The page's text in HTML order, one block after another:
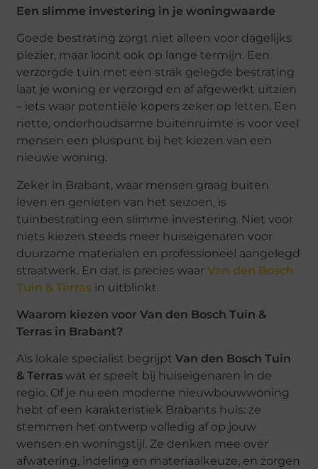
Een slimme investering in je woningwaarde
Goede bestrating zorgt niet alleen voor dagelijks
plezier, maar loont ook op lange termijn. Een
verzorgde tuin met een strak gelegde bestrating
laat je woning er verzorgd en af afgewerkt uitzien
– iets waar potentiële kopers zeker op letten. Een
nette, onderhoudsarme buitenruimte is voor veel
mensen een pluspunt bij het kiezen van een
nieuwe woning.
Zeker in Brabant, waar mensen graag buiten
leven en genieten van het seizoen, is
tuinbestrating een slimme investering. Niet voor
niets kiezen steeds meer huiseigenaren voor
duurzame materialen en professioneel aangelegd
straatwerk. En dat is precies waarVan den Bosch
Tuin & Terras in uitblinkt.
Waarom kiezen voor Van den Bosch Tuin &
Terras in Brabant?
Als lokale specialist begrijptVan den Bosch Tuin
& Terras wat er speelt bij huiseigenaren in de
regio. Of je nu een moderne nieuwbouwwoning
hebt of een karakteristiek Brabants huis: ze
stemmen het ontwerp volledig af op jouw
wensen en woningstijl. Ze denken mee over
afwatering, indeling en materiaalkeuze, en zorgen